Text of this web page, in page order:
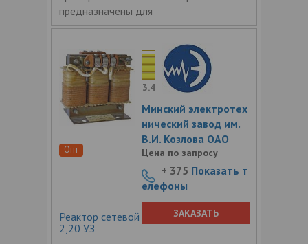
предназначены для
Опт
Реактор сетевой трехфазный РТСС-10-
2,20 УЗ
3.4
Минский электротех
нический завод им.
В.И. Козлова ОАО
Цена по запросу
+ 375 Показать т
елефоны
ЗАКАЗАТЬ